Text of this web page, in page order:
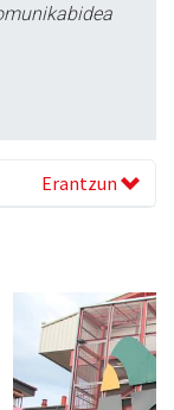
Erantzun